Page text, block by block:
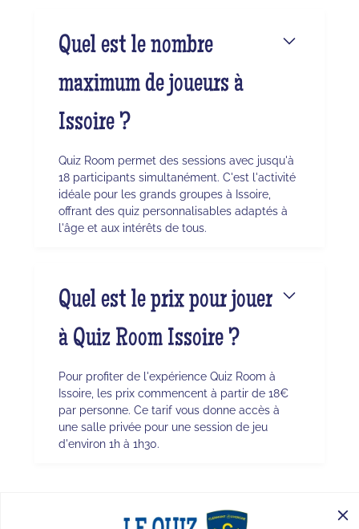
Quel est le nombre
maximum de joueurs à
Issoire ?
Quiz Room permet des sessions avec jusqu'à
18 participants simultanément. C'est l'activité
idéale pour les grands groupes à Issoire,
offrant des quiz personnalisables adaptés à
l'âge et aux intérêts de tous.
Quel est le prix pour jouer
à Quiz Room Issoire ?
Pour profiter de l'expérience Quiz Room à
Issoire, les prix commencent à partir de 18€
par personne. Ce tarif vous donne accès à
une salle privée pour une session de jeu
d'environ 1h à 1h30.